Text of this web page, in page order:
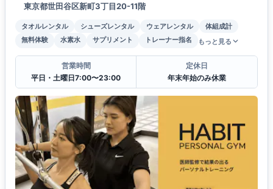
東京都世田谷区新町3丁目20-11階
タオルレンタル シューズレンタル ウェアレンタル
体組成計
無料体験
水素水 サプリメント トレーナー指名 もっと見る
営業時間
平日・土曜日7:00〜23:00
定休日
年末年始のみ休業